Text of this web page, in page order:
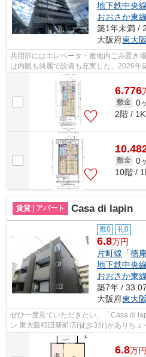
地下鉄中央線
おおさか東線
築1年未満 /
大阪府東大
共用部にはエレベータ・敷地内ごみ置き
は内観も綺麗で設備も充実した、2026年
を是非ご覧ください。こちらの物件は...
6.776
敷金 0
2階 /
敷金 0
10階 /
賃貸 | アパート Casa di lapin
敷0 礼0
6.8万円
片町線 「徳庵
地下鉄中央線
おおさか東線
築7年 /
大阪府東大
ぜひ一度見ていただきたい、「Casa di
ン 東大阪稲田新町店(徒歩3分)がありち
ットカードで初期費用がお支払いい...
6.8万円